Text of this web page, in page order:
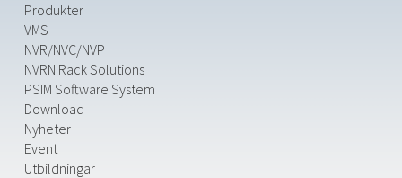
Produkter
VMS
NVR/NVC/NVP
NVRN Rack Solutions
PSIM Software System
Download
Nyheter
Event
Utbildningar